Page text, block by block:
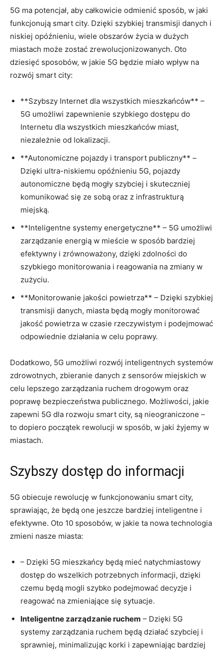
5G ⁤ma ⁤potencjał, aby całkowicie odmienić sposób, w jaki⁤
funkcjonują smart city. Dzięki szybkiej⁢ transmisji⁤ danych i
niskiej opóźnieniu, wiele obszarów życia ⁤w dużych
miastach może ⁣zostać ⁤zrewolucjonizowanych. Oto
⁤dziesięć sposobów, w jakie 5G ⁤będzie miało wpływ​ na
rozwój smart city:
**Szybszy Internet dla⁣ wszystkich‍ mieszkańców** –
5G umożliwi ‍zapewnienie ‍szybkiego‌ dostępu do
Internetu dla⁣ wszystkich‌ mieszkańców miast,
niezależnie od ⁣lokalizacji.
**Autonomiczne pojazdy i transport publiczny** – ​
Dzięki ultra-niskiemu⁤ opóźnieniu 5G, ⁤pojazdy‌
autonomiczne będą mogły⁣ szybciej i skuteczniej⁣
komunikować się ze ‌sobą oraz z infrastrukturą⁣
miejską.
**Inteligentne systemy energetyczne** – 5G umożliwi⁤
zarządzanie energią w mieście w sposób ‍bardziej
efektywny i zrównoważony, ​dzięki zdolności do
szybkiego monitorowania i reagowania​ na zmiany w
zużyciu.
**Monitorowanie jakości powietrza** – Dzięki szybkiej
transmisji danych, miasta będą mogły monitorować
jakość powietrza w czasie rzeczywistym ‌i⁣ podejmować
odpowiednie działania ⁣w celu⁤ poprawy.
Dodatkowo, 5G ⁣umożliwi ⁣rozwój​ inteligentnych‌ systemów
zdrowotnych,⁢ zbieranie danych z sensorów miejskich w
celu lepszego zarządzania ruchem ⁤drogowym oraz⁢
poprawę ⁣bezpieczeństwa publicznego. Możliwości, jakie
zapewni 5G dla rozwoju smart city, są nieograniczone –
to dopiero początek rewolucji w​ sposób, w jaki żyjemy w⁢
miastach.
Szybszy dostęp do ‍informacji
5G obiecuje rewolucję w ⁣funkcjonowaniu ‍smart⁣ city,
sprawiając, że będą one⁣ jeszcze bardziej inteligentne ‍i
efektywne. Oto 10 sposobów, w jakie ta ‌nowa technologia
zmieni⁤ nasze ‌miasta:
– Dzięki 5G mieszkańcy ‍będą mieć natychmiastowy
dostęp do wszelkich potrzebnych informacji,⁣ dzięki⁣
czemu⁣ będą mogli szybko podejmować ‌decyzje ⁢i
reagować‌ na zmieniające się sytuacje.
Inteligentne zarządzanie ⁢ruchem – ​Dzięki ⁤5G
systemy ⁤zarządzania ruchem ‌będą‌ działać szybciej‌ i
sprawniej,‌ minimalizując korki ​i ​zapewniając bardziej